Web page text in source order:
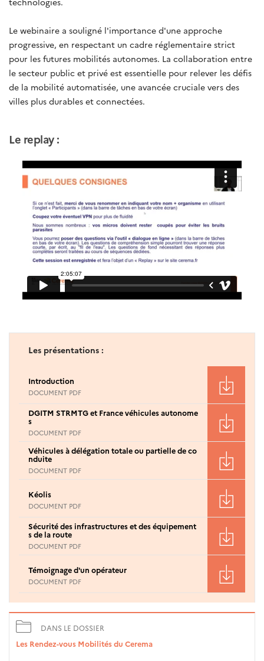
Le webinaire a souligné l'importance d'une approche
progressive, en respectant un cadre réglementaire strict
pour les futures mobilités autonomes. La collaboration entre
le secteur public et privé est essentielle pour relever les défis
de la mobilité automatisée, une avancée cruciale vers des
villes plus durables et connectées.
Le replay :
Les présentations :
Introduction
DOCUMENT PDF
DGITM STRMTG et France véhicules autonome
s
DOCUMENT PDF
Véhicules à délégation totale ou partielle de co
nduite
DOCUMENT PDF
Kéolis
DOCUMENT PDF
Sécurité des infrastructures et des équipement
s de la route
DOCUMENT PDF
Témoignage d'un opérateur
DOCUMENT PDF
DANS LE DOSSIER
Les Rendez-vous Mobilités du Cerema